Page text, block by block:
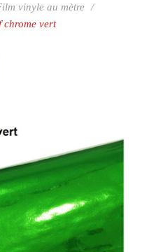
vinyle au mètre
chrome vert